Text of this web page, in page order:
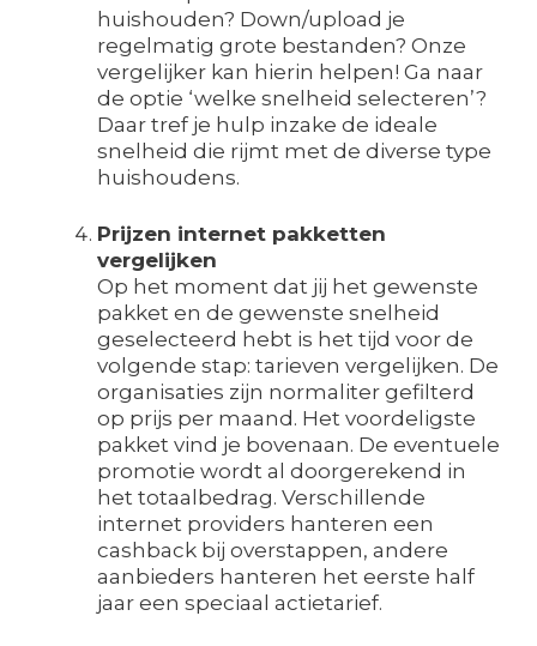
huishouden? Down/upload je
regelmatig grote bestanden? Onze
vergelijker kan hierin helpen! Ga naar
de optie ‘welke snelheid selecteren’?
Daar tref je hulp inzake de ideale
snelheid die rijmt met de diverse type
huishoudens.
Prijzen internet pakketten
vergelijken
Op het moment dat jij het gewenste
pakket en de gewenste snelheid
geselecteerd hebt is het tijd voor de
volgende stap: tarieven vergelijken. De
organisaties zijn normaliter gefilterd
op prijs per maand. Het voordeligste
pakket vind je bovenaan. De eventuele
promotie wordt al doorgerekend in
het totaalbedrag. Verschillende
internet providers hanteren een
cashback bij overstappen, andere
aanbieders hanteren het eerste half
jaar een speciaal actietarief.